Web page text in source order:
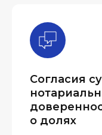
Согласия
о долях